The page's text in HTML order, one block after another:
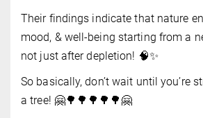
Their findings indicate that nature
mood, & well-being starting from a
not just after depletion! 🧠✨
So basically, don’t wait until you’re
a tree! 🤗🌳🌳🌳🌳🌳🤗